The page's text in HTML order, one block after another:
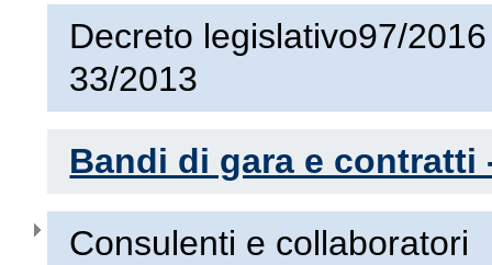
Decreto legislativo97/
33/2013
Bandi di gara e contratti
Consulenti e collaboratori